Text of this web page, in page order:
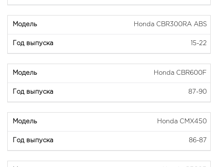
Honda CBR300RA ABS
15-22
Honda CBR600F
87-90
Honda CMX450
86-87